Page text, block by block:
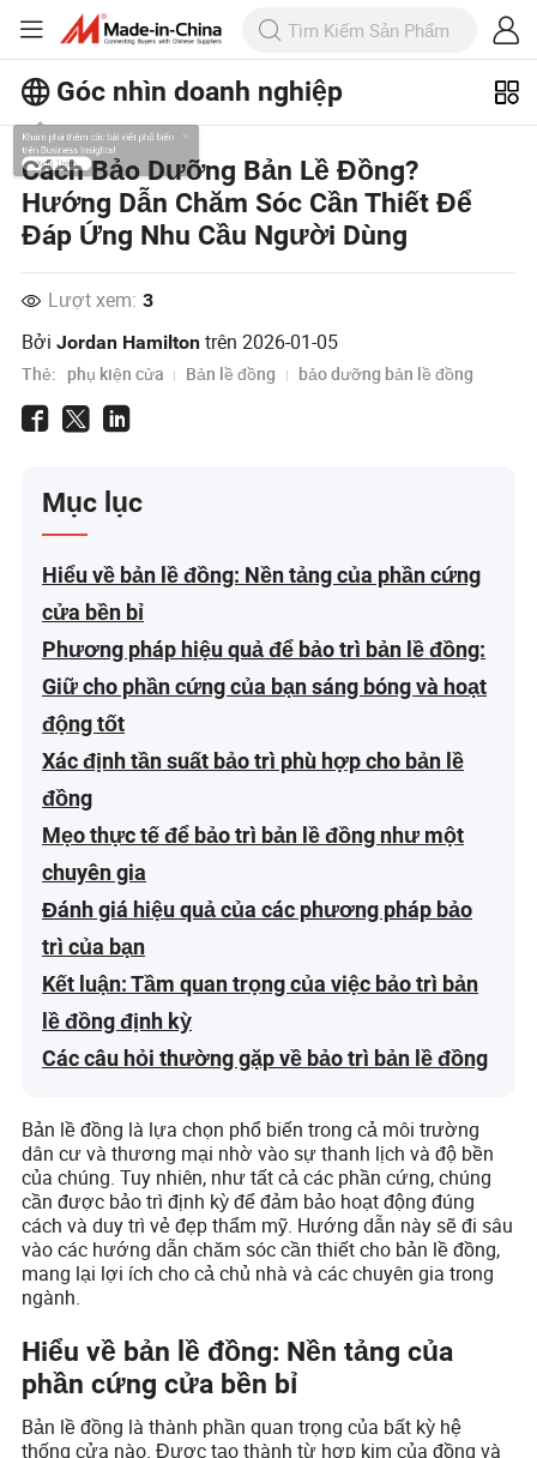
Góc nhìn doanh nghiệp
Khám phá thêm các bài viết phổ biến
trên Business Insights!
Xem Thêm
Cách Bảo Dưỡng Bản Lề Đồng?
Hướng Dẫn Chăm Sóc Cần Thiết Để
Đáp Ứng Nhu Cầu Người Dùng
Lượt xem: 3
BởiJordan Hamilton trên2026-01-05
Thẻ: phụ kiện cửa Bản lề đồng bảo dưỡng bản lề đồng
Mục lục
Hiểu về bản lề đồng: Nền tảng của phần cứng
cửa bền bỉ
Phương pháp hiệu quả để bảo trì bản lề đồng:
Giữ cho phần cứng của bạn sáng bóng và hoạt
động tốt
Xác định tần suất bảo trì phù hợp cho bản lề
đồng
Mẹo thực tế để bảo trì bản lề đồng như một
chuyên gia
Đánh giá hiệu quả của các phương pháp bảo
trì của bạn
Kết luận: Tầm quan trọng của việc bảo trì bản
lề đồng định kỳ
Các câu hỏi thường gặp về bảo trì bản lề đồng
Bản lề đồng là lựa chọn phổ biến trong cả môi trường
dân cư và thương mại nhờ vào sự thanh lịch và độ bền
của chúng. Tuy nhiên, như tất cả các phần cứng, chúng
cần được bảo trì định kỳ để đảm bảo hoạt động đúng
cách và duy trì vẻ đẹp thẩm mỹ. Hướng dẫn này sẽ đi sâu
vào các hướng dẫn chăm sóc cần thiết cho bản lề đồng,
mang lại lợi ích cho cả chủ nhà và các chuyên gia trong
ngành.
Hiểu về bản lề đồng: Nền tảng của
phần cứng cửa bền bỉ
Bản lề đồng là thành phần quan trọng của bất kỳ hệ
thống cửa nào. Được tạo thành từ hợp kim của đồng và